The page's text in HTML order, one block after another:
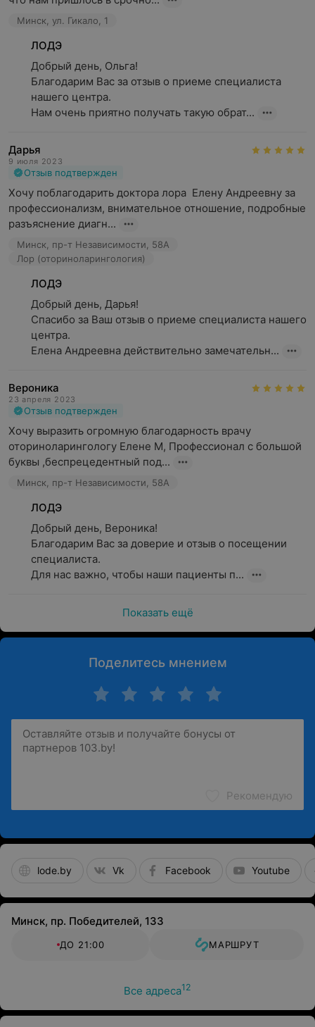
консультация по всем вопросам,
выписка рецептов,
оформление больничного листа*.
(* больничные листы выдаются пациентам,
в нашем центре)
Преимущества:
Наши специалисты готовы приехать в удобное для
пациента время, а значит, пациенту не нужно тратить
время на дорогу.
Оставаясь дома, клиент исключает риск
«подхватить» инфекцию от других пациентов.
В домашней обстановке всегда спокойнее, значит,
у врача есть возможность тщательно осмотреть
пациента, особенно это имеет значение при вызове
врача для ребенка.
7 дней в неделю,
без выходных и праздников,
без обеда.
Какой регион обслуживания?
в пределах МКАД,
за пределы МКАД (до 20 км).
Запись на визит осуществляется ежедневно с 7.00
Минск, ул. Гикало, 1
ЛОДЭ
Добрый день, Ольга!
Благодарим Вас за отзыв о приеме специалиста
нашего центра.
Нам очень приятно получать такую обрат...
Дарья
9 июля 2023
Отзыв подтвержден
Хочу поблагодарить доктора лора  Елену Андреевну за
профессионализм, внимательное отношение, подробные
разъяснение диагн...
Минск, пр-т Независимости, 58А
Лор (оториноларингология)
ЛОДЭ
Добрый день, Дарья!
Спасибо за Ваш отзыв о приеме специалиста нашего
центра.
Елена Андреевна действительно замечательн...
Вероника
23 апреля 2023
Отзыв подтвержден
Хочу выразить огромную благодарность врачу
оториноларингологу Елене М, Профессионал с большой
буквы ,беспрецедентный под...
Минск, пр-т Независимости, 58А
ЛОДЭ
Добрый день, Вероника!
Благодарим Вас за доверие и отзыв о посещении
специалиста.
Для нас важно, чтобы наши пациенты п...
Показать ещё
Поделитесь мнением
Рекомендую
lode.by Vk Facebook Youtube
Минск, пр. Победителей, 133
ДО 21:00 МАРШРУТ
Все адреса12